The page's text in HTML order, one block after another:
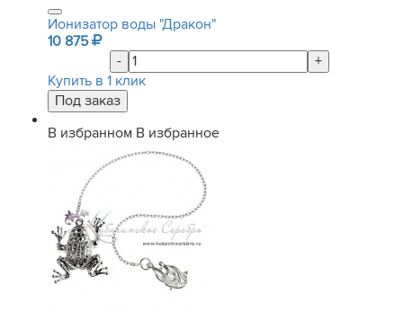
Ионизатор воды "Дракон"
10 875
-
+
Купить в 1 клик
В избранном В избранное